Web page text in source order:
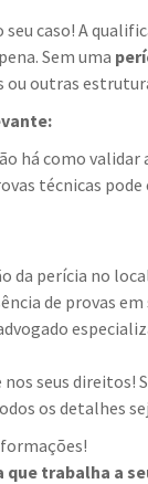
caso! A
Sem uma
ou outras
há como validar
técnicas
da perícia no
de provas em
nos seus
os detalhes
que trabalha a